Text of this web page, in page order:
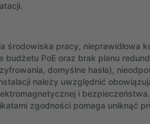
środowiska pracy, nieprawidłowa
PoE oraz brak planu
domyślne hasła),
należy uwzględnić
i
zgodności pomaga uniknąć